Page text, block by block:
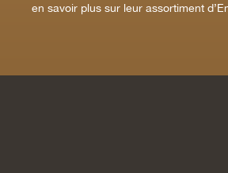
en savoir plus sur leur assortiment